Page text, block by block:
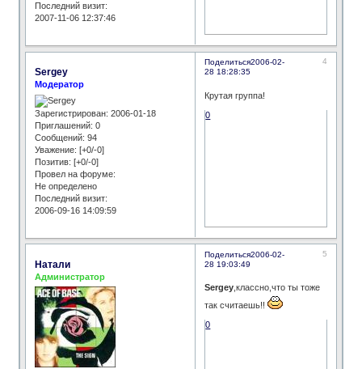
Последний визит:
2007-11-06 12:37:46
Поделиться 4
2006-02-
28 18:28:35
Sergey
Модератор
Зарегистрирован: 2006-01-18
Приглашений: 0
Сообщений: 94
Уважение: [+0/-0]
Позитив: [+0/-0]
Провел на форуме:
Не определено
Последний визит:
2006-09-16 14:09:59
Крутая группа!
0
Поделиться 5
2006-02-
28 19:03:49
Натали
Администратор
Sergey ,классно,что ты тоже
так считаешь!!
0